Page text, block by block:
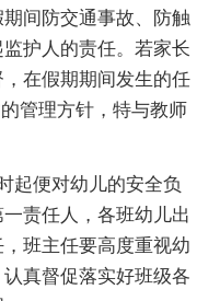
间防交通事故、防触
护人的责任。若家长
在假期期间发生的任
管理方针，特与教师
起便对幼儿的安全负
责任人，各班幼儿出
班主任要高度重视幼
真督促落实好班级各